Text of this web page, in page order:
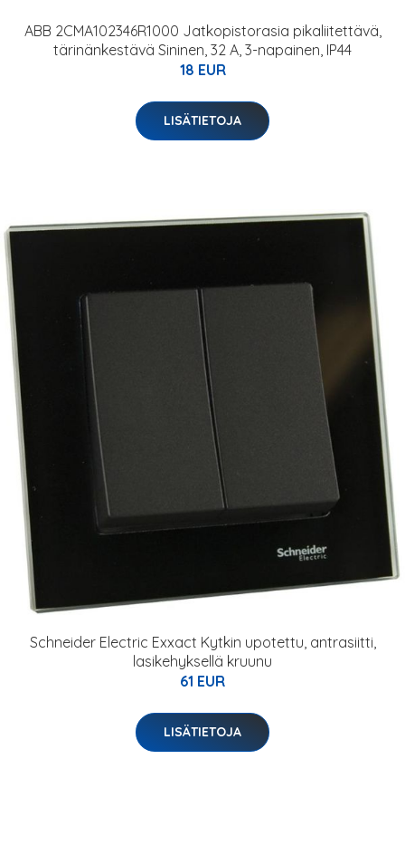
ABB 2CMA102346R1000 Jatkopistorasia pikaliitettävä,
tärinänkestävä Sininen, 32 A, 3-napainen, IP44
18 EUR
LISÄTIETOJA
Schneider Electric Exxact Kytkin upotettu, antrasiitti,
lasikehyksellä kruunu
61 EUR
LISÄTIETOJA